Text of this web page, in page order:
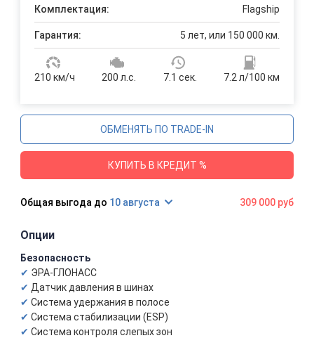
Комплектация: Flagship
Гарантия: 5 лет, или 150 000 км.
210 км/ч 200 л.с. 7.1 сек. 7.2 л/100 км
КУПИТЬ В КРЕДИТ %
ОБМЕНЯТЬ ПО TRADE-IN
10 августа 309 000 руб
Опции
Безопасность
ЭРА-ГЛОНАСС
Датчик давления в шинах
Система удержания в полосе
Система стабилизации (ESP)
Система контроля слепых зон